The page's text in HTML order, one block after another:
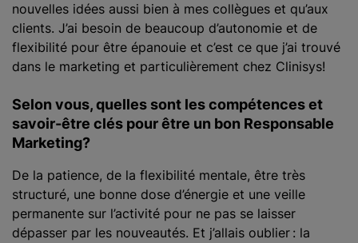
nouvelles idées aussi bien à mes collègues et qu’aux
clients. J’ai besoin de beaucoup d’autonomie et de
flexibilité pour être épanouie et c’est ce que j’ai trouvé
dans le marketing et particulièrement chez Clinisys!
Selon vous, quelles sont les compétences et
savoir-être clés pour être un bon Responsable
Marketing?
De la patience, de la flexibilité mentale, être très
structuré, une bonne dose d’énergie et une veille
permanente sur l’activité pour ne pas se laisser
dépasser par les nouveautés. Et j’allais oublier : la